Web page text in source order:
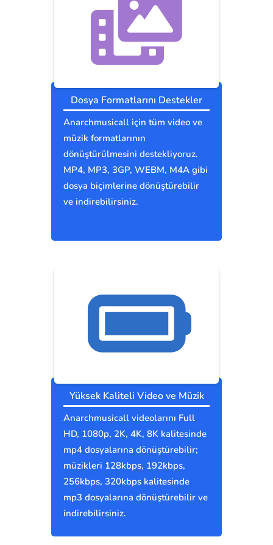
Dosya Formatlarını Destekler
Anarchmusicall için tüm video ve
müzik formatlarının
dönüştürülmesini destekliyoruz.
MP4, MP3, 3GP, WEBM, M4A gibi
dosya biçimlerine dönüştürebilir
ve indirebilirsiniz.
Yüksek Kaliteli Video ve Müzik
Anarchmusicall videolarını Full
HD, 1080p, 2K, 4K, 8K kalitesinde
mp4 dosyalarına dönüştürebilir;
müzikleri 128kbps, 192kbps,
256kbps, 320kbps kalitesinde
mp3 dosyalarına dönüştürebilir ve
indirebilirsiniz.